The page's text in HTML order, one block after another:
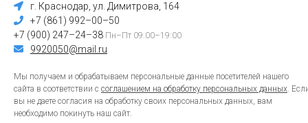
г. Краснодар, ул. Димитрова, 164
+7 (861) 992–00–50
+7 (900) 247–24–38 Пн–Пт 09:00–19:00
9920050@mail.ru
Мы получаем и обрабатываем персональные данные посетителей нашего
сайта в соответствии с соглашением на обработку персональных данных.
вы не даете согласия на обработку своих персональных данных, вам
необходимо покинуть наш сайт.